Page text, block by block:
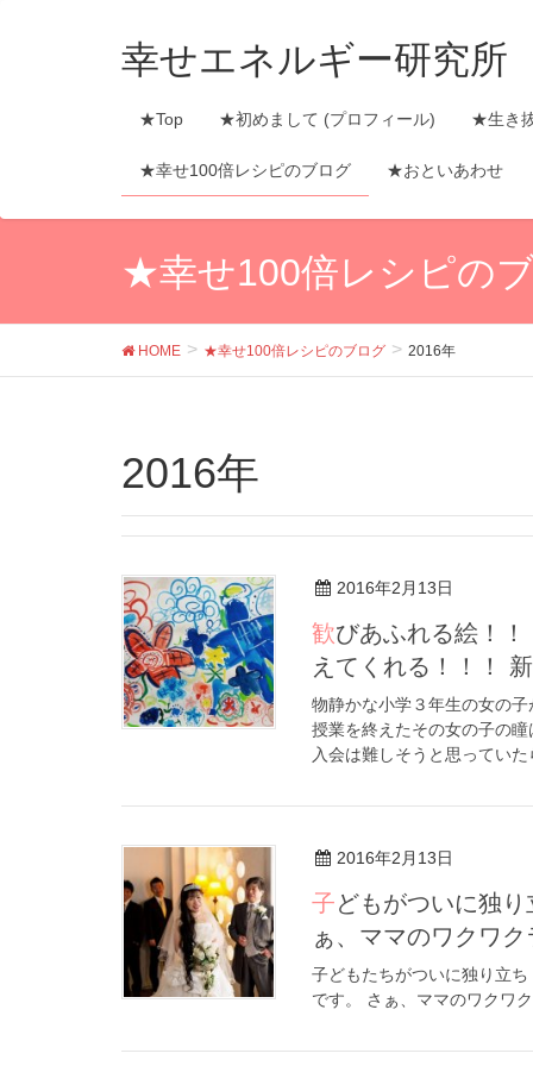
幸せエネルギー研究所
★Top ★初めまして (プロフィール) ★生き
★幸せ100倍レシピのブログ ★おといあわせ
★幸せ100倍レシピの
HOME ★幸せ100倍レシピのブログ 2016年
2016年
2016年2月13日
歓びあふれる絵！！！☆☆☆ 幸せのありかは、瞳のきらめきが教
えてくれる！！！
物静かな小学３年生の女の
授業を終えたその女の子の
入会は難しそうと思ってい
2016年2月13日
子どもがついに独り立ち！だからママ卒業お祝い記念撮影会！さ
ぁ、ママのワクワク
子どもたちがついに独り
です。 さぁ、ママのワクワ